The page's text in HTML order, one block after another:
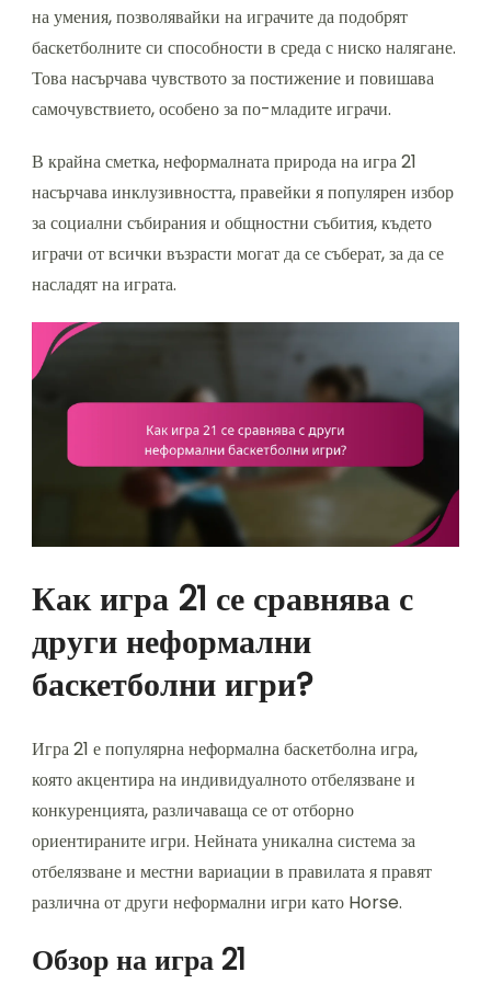
на умения, позволявайки на играчите да подобрят
баскетболните си способности в среда с ниско налягане.
Това насърчава чувството за постижение и повишава
самочувствието, особено за по-младите играчи.
В крайна сметка, неформалната природа на игра 21
насърчава инклузивността, правейки я популярен избор
за социални събирания и общностни събития, където
играчи от всички възрасти могат да се съберат, за да се
насладят на играта.
Как игра 21 се сравнява с
други неформални
баскетболни игри?
Игра 21 е популярна неформална баскетболна игра,
която акцентира на индивидуалното отбелязване и
конкуренцията, различаваща се от отборно
ориентираните игри. Нейната уникална система за
отбелязване и местни вариации в правилата я правят
различна от други неформални игри като Horse.
Обзор на игра 21